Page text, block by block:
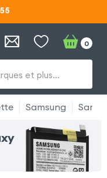
et plus…
0
Samsung